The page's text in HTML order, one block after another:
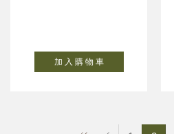
加 入 購 物 車